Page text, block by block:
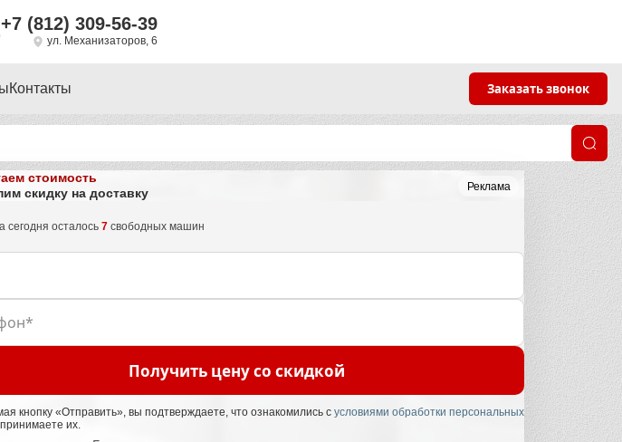
+7 (812) 309-56-39
ул. Механизаторов, 6
Контакты Заказать звонок
Реклама
стоимость
скидку на доставку
сегодня осталось7 свободных машин
Получить цену со скидкой
кнопку «Отправить», вы подтверждаете, что ознакомились с условиями обработки персональных
их.